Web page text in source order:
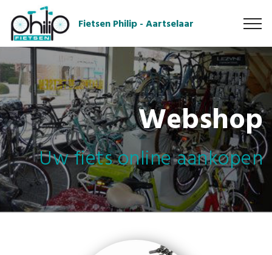
Fietsen Philip - Aartselaar
Webshop
Uw fiets online aankopen